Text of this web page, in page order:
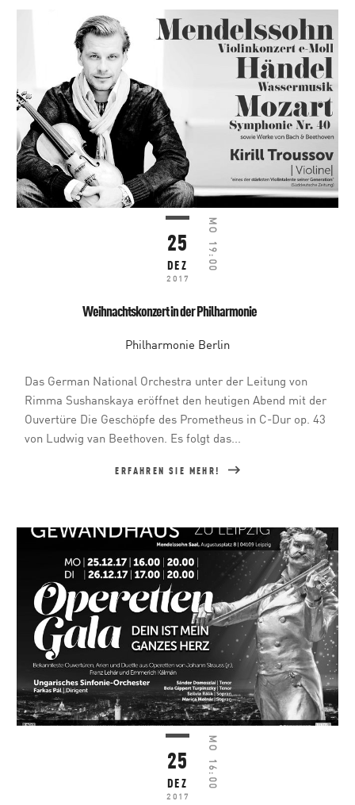
25
DEZ
2017
MO
19:00
Weihnachtskonzert in der Philharmonie
Philharmonie Berlin
Das German National Orchestra unter der Leitung von
Rimma Sushanskaya eröffnet den heutigen Abend mit der
Ouvertüre Die Geschöpfe des Prometheus in C-Dur op. 43
von Ludwig van Beethoven. Es folgt das...
ERFAHREN SIE MEHR!
25
DEZ
2017
MO
16:00